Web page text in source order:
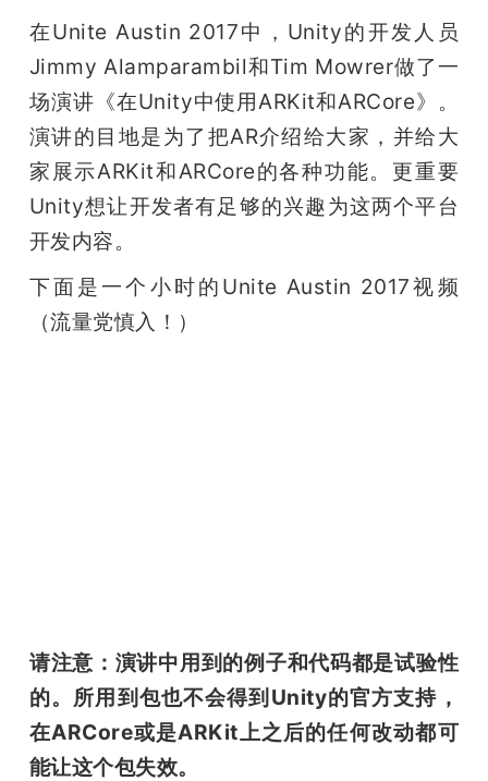
动
中
心
GAIR
专
在Unite Austin 2017中，Unity的开发人员
Jimmy Alamparambil和Tim Mowrer做了一
场演讲《在Unity中使用ARKit和ARCore》。
演讲的目地是为了把AR介绍给大家，并给大
家展示ARKit和ARCore的各种功能。更重要
Unity想让开发者有足够的兴趣为这两个平台
开发内容。
下面是一个小时的Unite Austin 2017视频
（流量党慎入！）
请注意：演讲中用到的例子和代码都是试验性
的。所用到包也不会得到Unity的官方支持，
在ARCore或是ARKit上之后的任何改动都可
能让这个包失效。